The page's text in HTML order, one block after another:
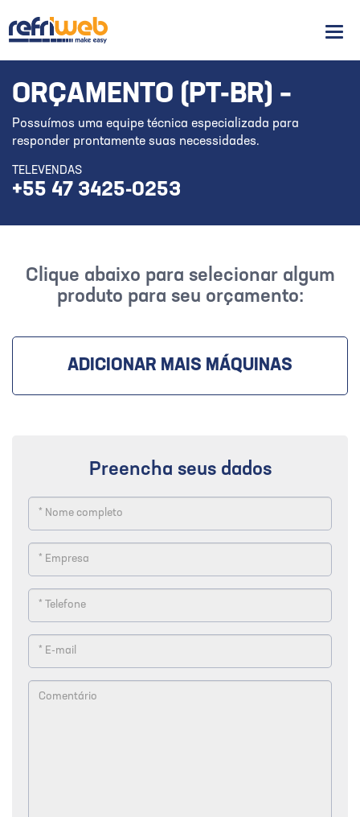
ORÇAMENTO (PT-BR) –
Possuímos uma equipe técnica especializada para
responder prontamente suas necessidades.
TELEVENDAS
+55 47 3425-0253
Clique abaixo para selecionar algum
produto para seu orçamento:
ADICIONAR MAIS MÁQUINAS
Preencha seus dados